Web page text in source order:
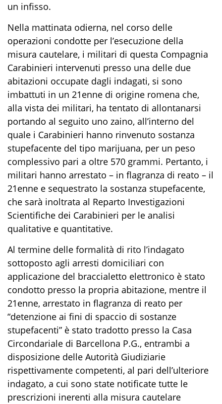
un infisso.
Nella mattinata odierna, nel corso delle
operazioni condotte per l’esecuzione della
misura cautelare, i militari di questa Compagnia
Carabinieri intervenuti presso una delle due
abitazioni occupate dagli indagati, si sono
imbattuti in un 21enne di origine romena che,
alla vista dei militari, ha tentato di allontanarsi
portando al seguito uno zaino, all’interno del
quale i Carabinieri hanno rinvenuto sostanza
stupefacente del tipo marijuana, per un peso
complessivo pari a oltre 570 grammi. Pertanto, i
militari hanno arrestato – in flagranza di reato – il
21enne e sequestrato la sostanza stupefacente,
che sarà inoltrata al Reparto Investigazioni
Scientifiche dei Carabinieri per le analisi
qualitative e quantitative.
Al termine delle formalità di rito l’indagato
sottoposto agli arresti domiciliari con
applicazione del braccialetto elettronico è stato
condotto presso la propria abitazione, mentre il
21enne, arrestato in flagranza di reato per
“detenzione ai fini di spaccio di sostanze
stupefacenti” è stato tradotto presso la Casa
Circondariale di Barcellona P.G., entrambi a
disposizione delle Autorità Giudiziarie
rispettivamente competenti, al pari dell’ulteriore
indagato, a cui sono state notificate tutte le
prescrizioni inerenti alla misura cautelare